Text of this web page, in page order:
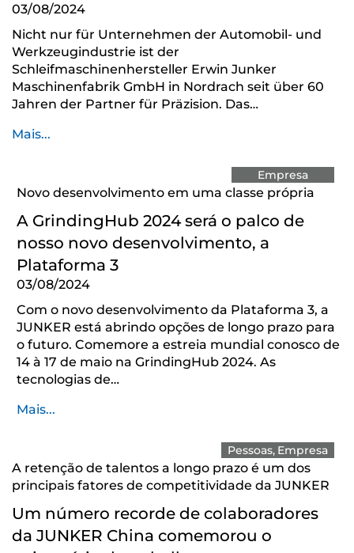
03/08/2024
Nicht nur für Unternehmen der Automobil- und
Werkzeugindustrie ist der
Schleifmaschinenhersteller Erwin Junker
Maschinenfabrik GmbH in Nordrach seit über 60
Jahren der Partner für Präzision. Das…
Mais...
Empresa
Novo desenvolvimento em uma classe própria
A GrindingHub 2024 será o palco de
nosso novo desenvolvimento, a
Plataforma 3
03/08/2024
Com o novo desenvolvimento da Plataforma 3, a
JUNKER está abrindo opções de longo prazo para
o futuro. Comemore a estreia mundial conosco de
14 à 17 de maio na GrindingHub 2024. As
tecnologias de…
Mais...
Pessoas Empresa
A retenção de talentos a longo prazo é um dos
principais fatores de competitividade da JUNKER
Um número recorde de colaboradores
da JUNKER China comemorou o